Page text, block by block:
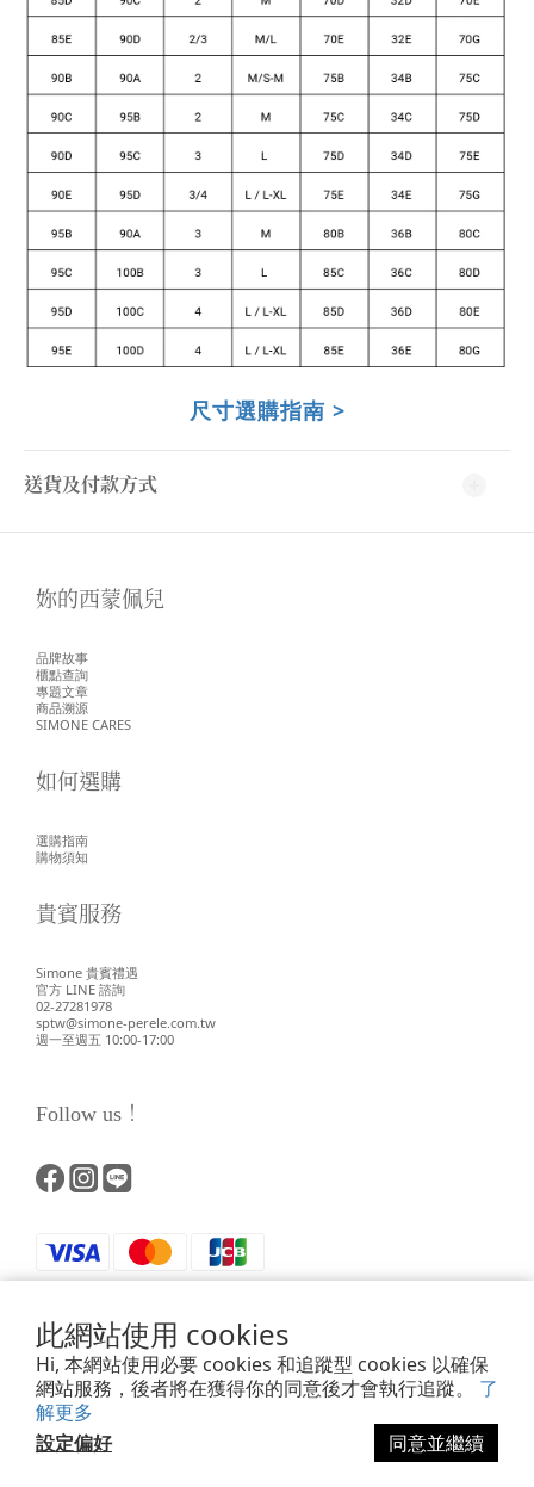
此網站使用 cookies
Hi, 本網站使用必要 cookies 和追蹤型 cookies 以確保
網站服務，後者將在獲得你的同意後才會執行追蹤。 了
解更多
設定偏好
同意並繼續
尺寸選購指南 >
送貨及付款方式
立即購買
妳的西蒙佩兒
品牌故事
櫃點查詢
專題文章
商品溯源
SIMONE CARES
如何選購
選購指南
購物須知
貴賓服務
Simone 貴賓禮遇
官方 LINE 諮詢
02-27281978
sptw@simone-perele.com.tw
週一至週五 10:00-17:00
Follow us！
Powered by SHOPLINE